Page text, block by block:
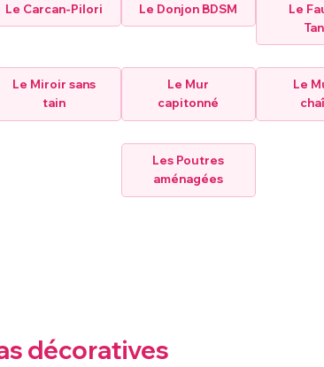
Le Carcan-Pilori Le Donjon BDSM
Le
Le Miroir sans
tain
Le Mur
capitonné
Le
Les Poutres
aménagées
décoratives